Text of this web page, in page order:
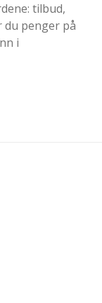
tilbud,
du penger på
i